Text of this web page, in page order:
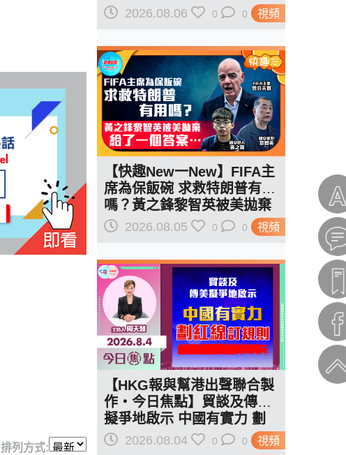
排列方式:
視頻
二？軍事崩 經濟損
2026.08.06 0 0
視頻
【快趣New一New】FIFA主
席為保飯碗 求救特朗普有用
嗎？黃之鋒黎智英被美拋棄
給了一個答案…
2026.08.05 0 0
視頻
【HKG報與幫港出聲聯合製
作‧今日焦點】貿談及傳美
擬爭地啟示 中國有實力 劃
紅線訂規則
2026.08.04 0 0